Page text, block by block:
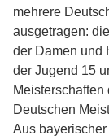
mehrere
ausgetragen:
der Damen und
der Jugend 15
Deutschen
Aus